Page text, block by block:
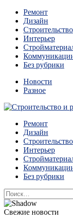
Перейти
содержимому
Ремонт
Дизайн
Строительство
Интерьер
Без рубрики
Новости
Разное
Квартиры и дома, в
отличаются между
Ремонт
Дизайн
Строительство
Интерьер
Без рубрики
Найти:
Свежие новости